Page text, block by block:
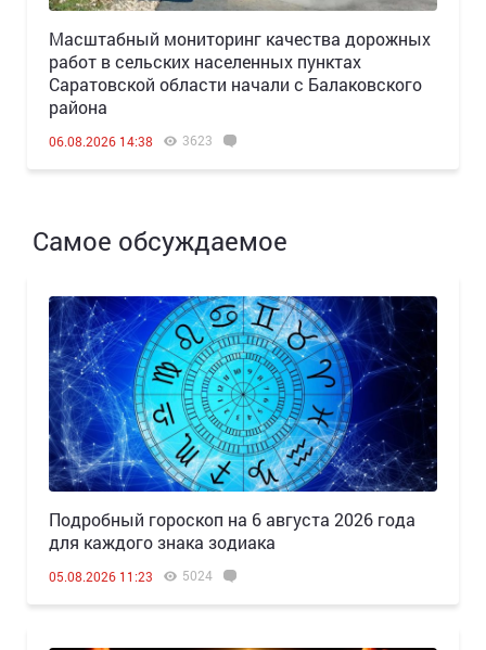
Масштабный мониторинг качества дорожных
работ в сельских населенных пунктах
Саратовской области начали с Балаковского
района
06.08.2026 14:38 3623
Самое обсуждаемое
Подробный гороскоп на 6 августа 2026 года
для каждого знака зодиака
05.08.2026 11:23 5024